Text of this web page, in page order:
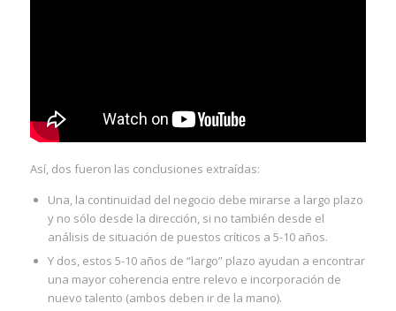
Así, dos fueron las conclusiones extraídas:
Una, la continuidad del negocio debe mirarse a largo plazo
y no sólo desde la dirección, si no también desde el
análisis de situación de puestos críticos a 5-10 años.
Y dos, estos 5-10 años de “largo” plazo ayudan a encontrar
una mayor coherencia entre relevo e incorporación de
nuevo talento (ambos deben ir de la mano).